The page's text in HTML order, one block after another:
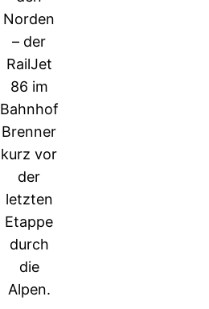
Norden
– der
RailJet
86 im
Bahnhof
Brenner
kurz vor
der
letzten
Etappe
durch
die
Alpen.